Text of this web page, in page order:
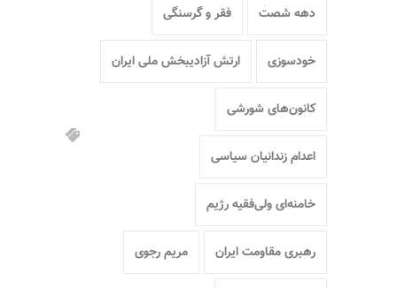
دهه شصت فقر و گرسنگی
خودسوزی ارتش آزادیبخش ملی ایران
کانون‌های شورشی
اعدام زندانیان سیاسی
خامنه‌ای ولی‌فقیه رژیم
رهبری مقاومت ایران مریم رجوی